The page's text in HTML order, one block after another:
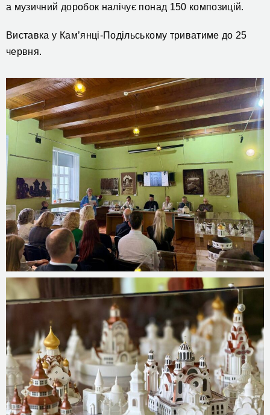
а музичний доробок налічує понад 150 композицій.
Виставка у Кам’янці-Подільському триватиме до 25
червня.